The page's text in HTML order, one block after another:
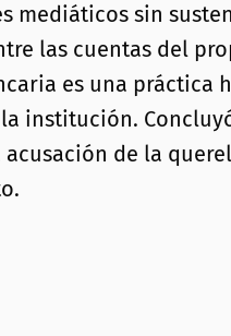
mediáticos sin
las cuentas del
es una práctica
institución.
de la